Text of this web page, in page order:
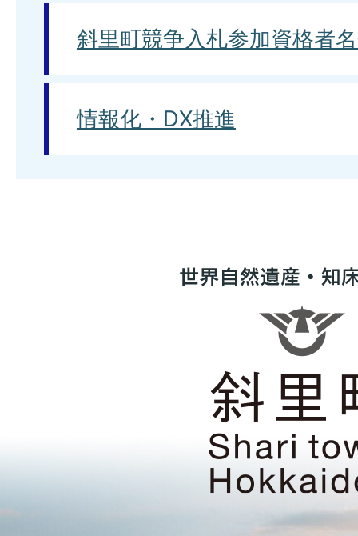
斜里町競争入札参加資格者
情報化・DX推進
世
産・